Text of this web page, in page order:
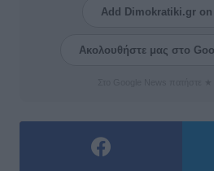
Add Dimokratiki.gr
Ακολουθήστε μας στο